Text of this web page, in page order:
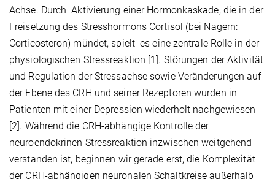
Achse. Durch Aktivierung einer Hormonkaskade, die in der
Freisetzung des Stresshormons Cortisol (bei Nagern:
Corticosteron) mündet, spielt es eine zentrale Rolle in der
physiologischen Stressreaktion [1]. Störungen der Aktivität
und Regulation der Stressachse sowie Veränderungen auf
der Ebene des CRH und seiner Rezeptoren wurden in
Patienten mit einer Depression wiederholt nachgewiesen
[2]. Während die CRH-abhängige Kontrolle der
neuroendokrinen Stressreaktion inzwischen weitgehend
verstanden ist, beginnen wir gerade erst, die Komplexität
der CRH-abhängigen neuronalen Schaltkreise außerhalb